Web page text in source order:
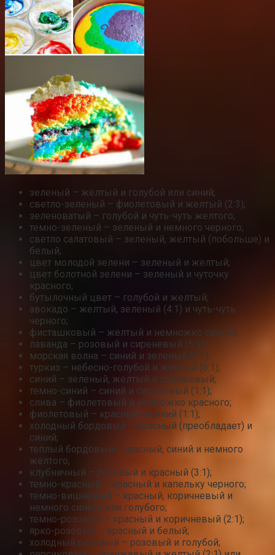
зеленый – желтый и голубой или синий;
светло-зеленый – фиолетовый и желтый (2:3);
зеленоватый – голубой и чуть-чуть желтого;
темно-зеленый – зеленый и немного черного;
светло салатовый – зеленый, желтый (побольше) и
белый;
цвет молодой зелени – зеленый и желтый;
цвет болотной зелени – зеленый и чуточку
красного;
бутылочный цвет – голубой и желтый;
авокадо – желтый, зеленый (4:1) и чуть-чуть
черного;
фисташковый – желтый и немножко синего;
лаванда – розовый и сиреневый (5:1);
морская волна – синий и зеленый (5:1);
туркиз – небесно-голубой и желтый (6:1);
синий – зеленый, желтый и оранжевый;
темно-синий – синий и сиреневый (1:1);
слива – фиолетовый и немножко красного;
фиолетовый – красный и синий (1:1);
холодный бордовый – красный (преобладает) и
синий;
теплый бордовый– красный, синий и немного
желтого;
клубничный – розовый и красный (3:1);
темно-красный – красный и капельку черного;
темно-вишневый – красный, коричневый и
немного синего или голубого;
темно-розовый – красный и коричневый (2:1);
ярко-розовый – красный и белый;
холодный розовый – розовый и голубой;